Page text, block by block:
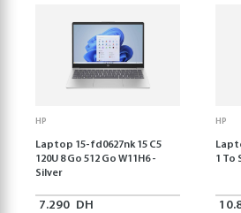
HP
Laptop 15-fd0627nk 15 C5
120U 8 Go 512 Go W11H6 -
Silver
7.290 DH
HP
1 To